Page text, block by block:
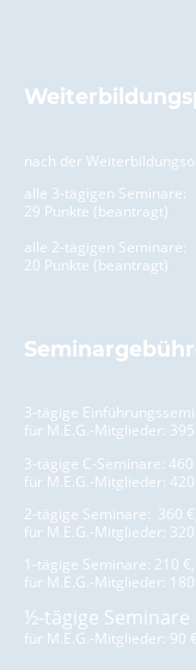
nach der
alle 3-tägigen Seminare:
29 Punkte (beantragt)
alle 2-tägigen Seminare:
20 Punkte (beantragt)
3-tägige
für M.E.G.-Mitglieder:
3-tägige C-Seminare: 460
für M.E.G.-Mitglieder:
2-tägige Seminare: 360 €,
für M.E.G.-Mitglieder:
1-tägige Seminare: 210 €,
für M.E.G.-Mitglieder:
½-tägige Seminare
für M.E.G.-Mitglieder: 90 €